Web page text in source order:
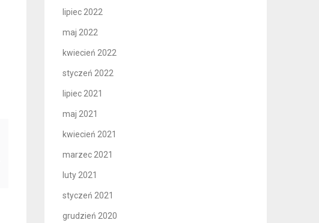
lipiec 2022
maj 2022
kwiecień 2022
styczeń 2022
lipiec 2021
maj 2021
kwiecień 2021
marzec 2021
luty 2021
styczeń 2021
grudzień 2020